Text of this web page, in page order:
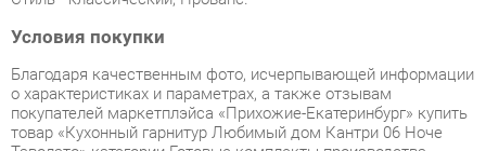
о характеристиках и параметрах, а также отзывам
покупателей маркетплэйса «Прихожие-Екатеринбург» купить
товар «Кухонный гарнитур Любимый дом Кантри 06 Ноче
Таволато» категории Готовые комплекты производства
Любимый дом с доставкой из Екатеринбурга по цене со
скидкой и гарантией от производителя не составит труда.
Мы отправляем заказы в доставку ежедневно. Товары из